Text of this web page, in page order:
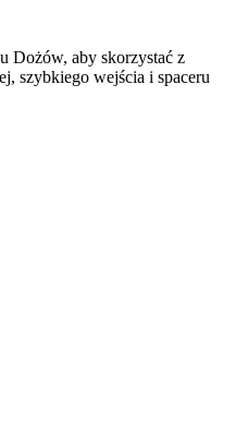
Dożów, aby skorzystać z
szybkiego wejścia i spaceru